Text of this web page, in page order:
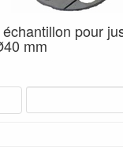
pour
mm